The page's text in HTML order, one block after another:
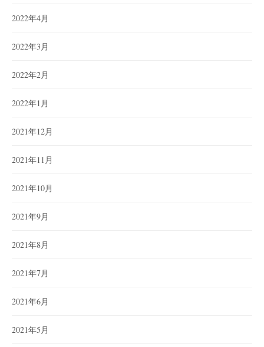
2022年4月
2022年3月
2022年2月
2022年1月
2021年12月
2021年11月
2021年10月
2021年9月
2021年8月
2021年7月
2021年6月
2021年5月